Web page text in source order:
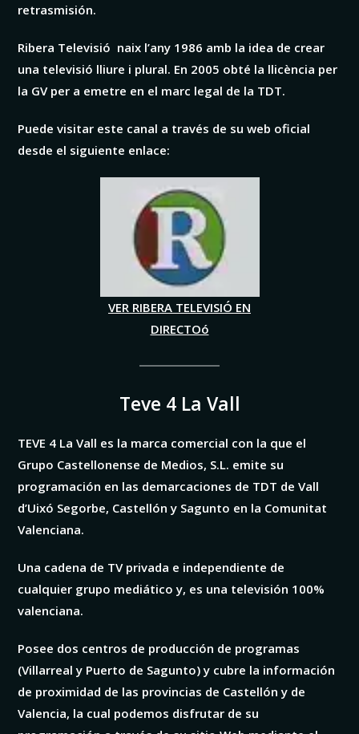
retrasmisión.
Ribera Televisió naix l’any 1986 amb la idea de crear
una televisió lliure i plural. En 2005 obté la llicència per
la GV per a emetre en el marc legal de la TDT.
Puede visitar este canal a través de su web oficial
desde el siguiente enlace:
VER RIBERA TELEVISIÓ EN
DIRECTOó
Teve 4 La Vall
TEVE 4 La Vall es la marca comercial con la que el
Grupo Castellonense de Medios, S.L. emite su
programación en las demarcaciones de TDT de Vall
d’Uixó Segorbe, Castellón y Sagunto en la Comunitat
Valenciana.
Una cadena de TV privada e independiente de
cualquier grupo mediático y, es una televisión 100%
valenciana.
Posee dos centros de producción de programas
(Villarreal y Puerto de Sagunto) y cubre la información
de proximidad de las provincias de Castellón y de
Valencia, la cual podemos disfrutar de su